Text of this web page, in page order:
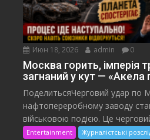
Июн 18, 2026 admin 0
Москва горить, імперія
загнаний у кут — «Акела
ПоделитьсяЧерговий удар по
нафтопереробному заводу
військовою подією. Це
Entertainment Журналістські